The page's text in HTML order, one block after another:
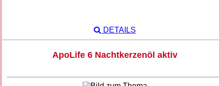
DETAILS
ApoLife 6 Nachtkerzenöl aktiv